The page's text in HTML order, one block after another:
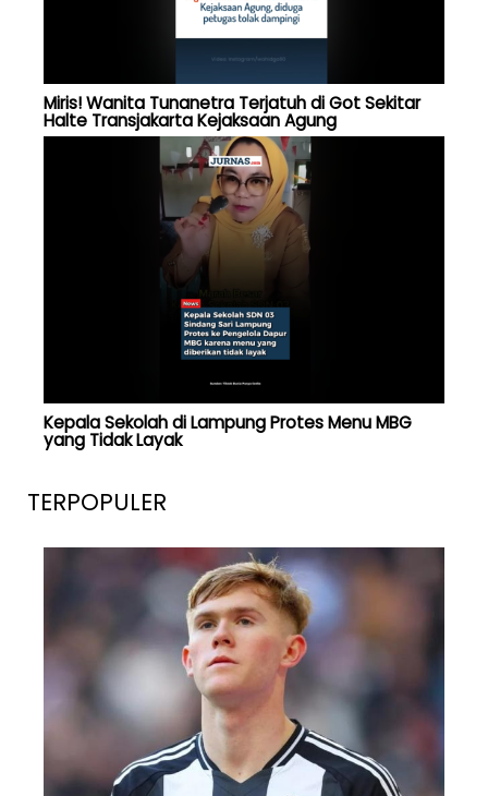
Miris! Wanita Tunanetra Terjatuh di Got Sekitar
Halte Transjakarta Kejaksaan Agung
Kepala Sekolah di Lampung Protes Menu MBG
yang Tidak Layak
TERPOPULER